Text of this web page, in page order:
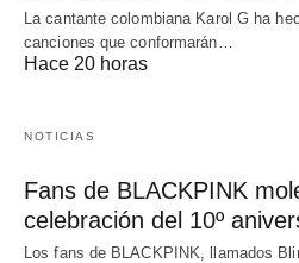
La cantante colombiana Karol G ha
canciones que conformarán…
Hace 20 horas
NOTICIAS
Fans de BLACKPINK
celebración del 10º
Los fans de BLACKPINK, llamados